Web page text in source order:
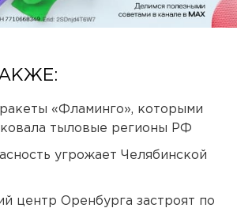
«Фламинго», которыми
тыловые регионы РФ
угрожает Челябинской
центр Оренбурга застроят по